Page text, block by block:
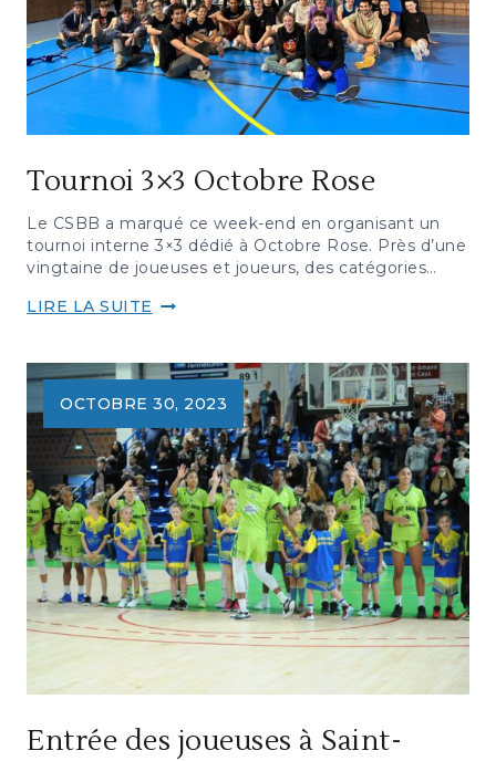
Tournoi 3×3 Octobre Rose
Le CSBB a marqué ce week-end en organisant un
tournoi interne 3×3 dédié à Octobre Rose. Près d’une
vingtaine de joueuses et joueurs, des catégories…
LIRE LA SUITE TOURNOI
ROSE
Entrée des joueuses à Saint-
OCTOBRE 30, 2023